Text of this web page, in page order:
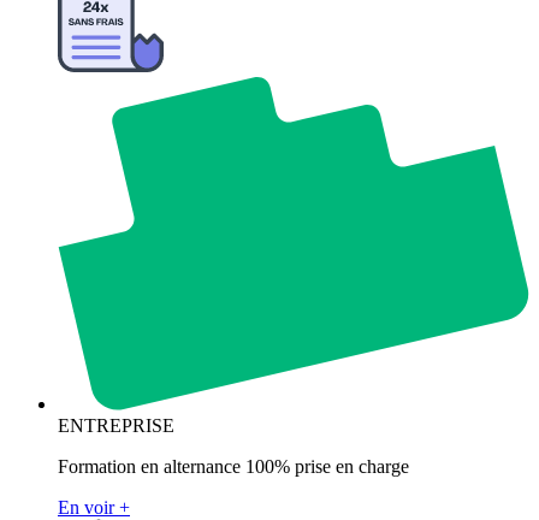
ENTREPRISE
Formation en alternance 100% prise en charge
En voir +